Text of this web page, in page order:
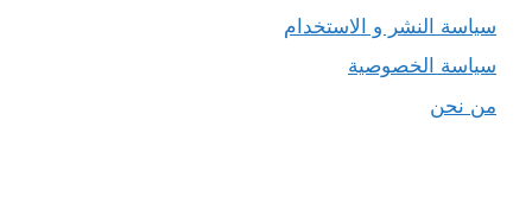
سياسة النشر و الاستخدام
سياسة الخصوصية
من نحن